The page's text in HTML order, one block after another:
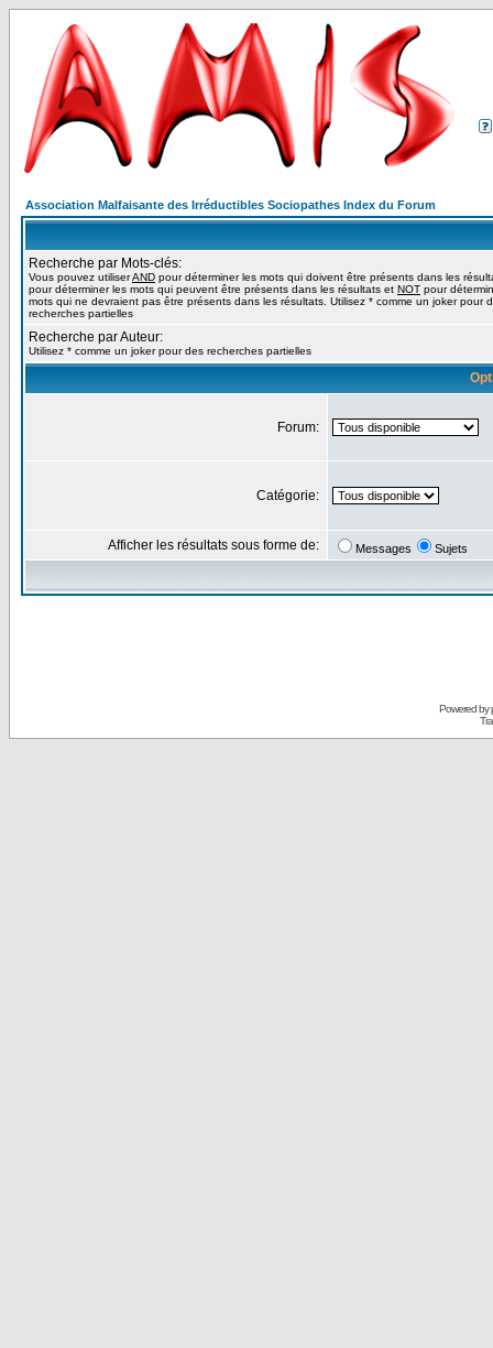
Association Malfaisante des Irréductibles Sociopathes Index du Forum
Recherche par Mots-clés:
Vous pouvez utiliserAND pour déterminer les mots qui doivent être présents dans les
pour déterminer les mots qui peuvent être présents dans les résultats et NOT pour
mots qui ne devraient pas être présents dans les résultats. Utilisez * comme un joker pour
recherches partielles
Recherche par Auteur:
Utilisez * comme un joker pour des recherches partielles
Forum:
Catégorie:
Afficher les résultats sous forme de: Messages Sujets
Powered by